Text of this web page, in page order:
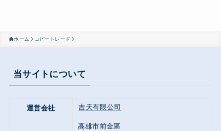
ホーム コピートレード
当サイトについて
運営会社 吉天有限公司
高雄市前金區